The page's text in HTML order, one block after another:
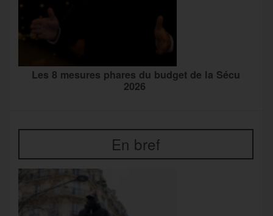
Les 8 mesures phares du budget de la Sécu
2026
En bref